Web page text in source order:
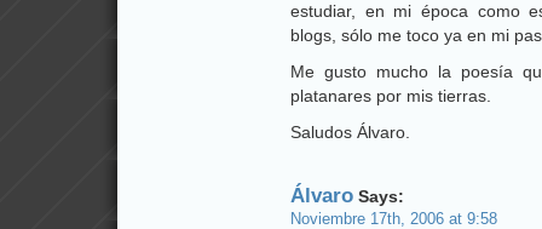
estudiar, en mi época como
blogs, sólo me toco ya en mi
Me gusto mucho la poesía
platanares por mis tierras.
Saludos Álvaro.
Álvaro Says:
Noviembre 17th, 2006 at 9:58